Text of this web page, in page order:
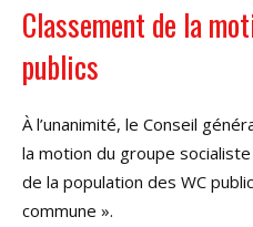
Classement de la
publics
À l’unanimité, le Conseil
la motion du groupe
de la population des WC
commune ».